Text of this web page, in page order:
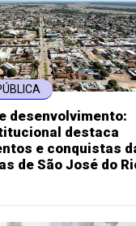
desenvolvimento:
destaca
e conquistas
de São José do